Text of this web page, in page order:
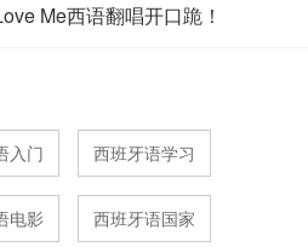
Me西语翻唱开口跪！
入门 西班牙语学习
电影 西班牙语国家